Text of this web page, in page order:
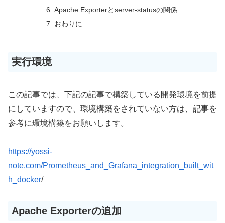
Apache Exporterとserver-statusの関係
おわりに
実行環境
この記事では、下記の記事で構築している開発環境を前提
にしていますので、環境構築をされていない方は、記事を
参考に環境構築をお願いします。
https://yossi-
note.com/Prometheus_and_Grafana_integration_built_wit
h_docker/
Apache Exporterの追加